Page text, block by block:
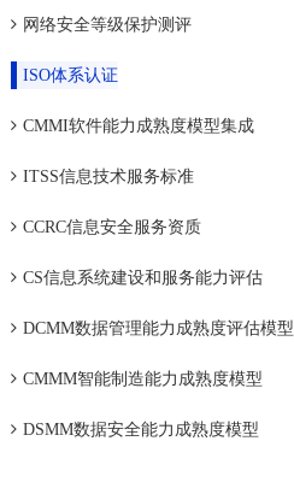
网络安全等级保护测评
ISO体系认证
CMMI软件能力成熟度模型集成
ITSS信息技术服务标准
CCRC信息安全服务资质
CS信息系统建设和服务能力评估
DCMM数据管理能力成熟度评估模型
CMMM智能制造能力成熟度模型
DSMM数据安全能力成熟度模型